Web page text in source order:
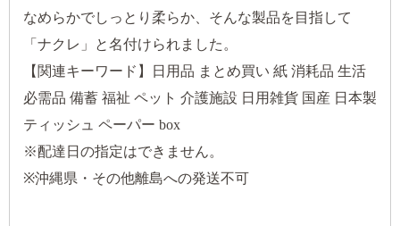
なめらかでしっとり柔らか、そんな製品を目指して
「ナクレ」と名付けられました。
【関連キーワード】日用品 まとめ買い 紙 消耗品 生活
必需品 備蓄 福祉 ペット 介護施設 日用雑貨 国産 日本製
ティッシュ ペーパー box
※配達日の指定はできません。
※沖縄県・その他離島への発送不可